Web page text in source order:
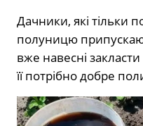
Дачники, які тільки
полуницю
вже навесні
її потрібно добре